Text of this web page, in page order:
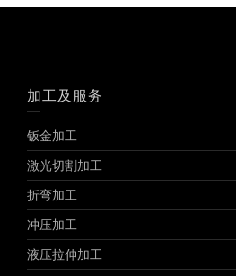
加工及服务
钣金加工
激光切割加工
折弯加工
冲压加工
液压拉伸加工